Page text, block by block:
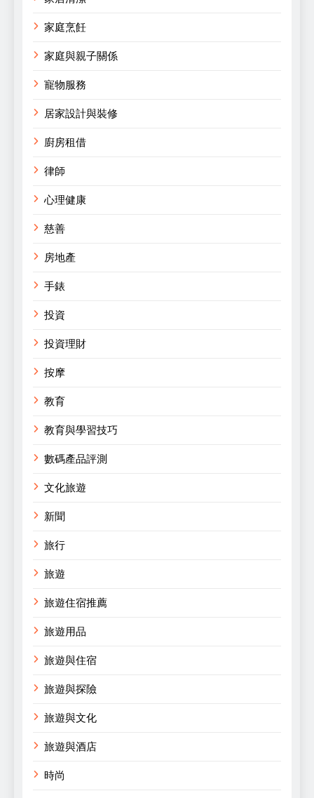
家庭烹飪
家庭與親子關係
寵物服務
居家設計與裝修
廚房租借
律師
心理健康
慈善
房地產
手錶
投資
投資理財
按摩
教育
教育與學習技巧
數碼產品評測
文化旅遊
新聞
旅行
旅遊
旅遊住宿推薦
旅遊用品
旅遊與住宿
旅遊與探險
旅遊與文化
旅遊與酒店
時尚